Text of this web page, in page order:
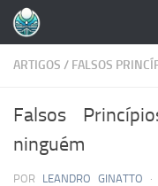
Skip to content
ARTIGOS / FALSOS
Falsos
ninguém
POR LEANDRO GINATTO